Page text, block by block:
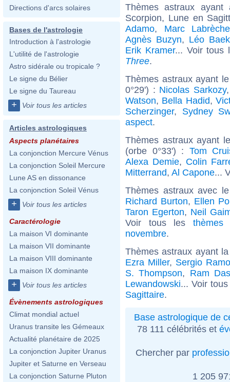
Directions d'arcs solaires
Bases de l'astrologie
Introduction à l'astrologie
L'utilité de l'astrologie
Astro sidérale ou tropicale ?
Le signe du Bélier
Le signe du Taureau
+ Voir tous les articles
Articles astrologiques
Aspects planétaires
La conjonction Mercure Vénus
La conjonction Soleil Mercure
Lune AS en dissonance
La conjonction Soleil Vénus
+ Voir tous les articles
Caractérologie
La maison VI dominante
La maison VII dominante
La maison VIII dominante
La maison IX dominante
+ Voir tous les articles
Évènements astrologiques
Climat mondial actuel
Uranus transite les Gémeaux
Actualité planétaire de 2025
La conjonction Jupiter Uranus
Jupiter et Saturne en Verseau
La conjonction Saturne Pluton
Thèmes astraux
Scorpion, Lune en
Adamo, Marc Labrèche
Agnès Buzyn, Léo
Erik Kramer... Voir tous
Three.
Thèmes astraux ayant
0°29') : Nicolas Sarkozy
Watson, Bella Hadid,
Scherzinger, Sydney
aspect.
Thèmes astraux ayant
(orbe 0°33') : Tom
Alexa Demie, Colin
Mitterrand, Al Capone...
Thèmes astraux avec
Richard Burton, Ellen
Taron Egerton, Neil
Voir tous les
novembre.
Thèmes astraux ayant
Ezra Miller, Sergio
S. Thompson, Ram
Lewandowski... Voir
Sagittaire.
Base astrologique de
78 111 célébrités et
Chercher par
1 205